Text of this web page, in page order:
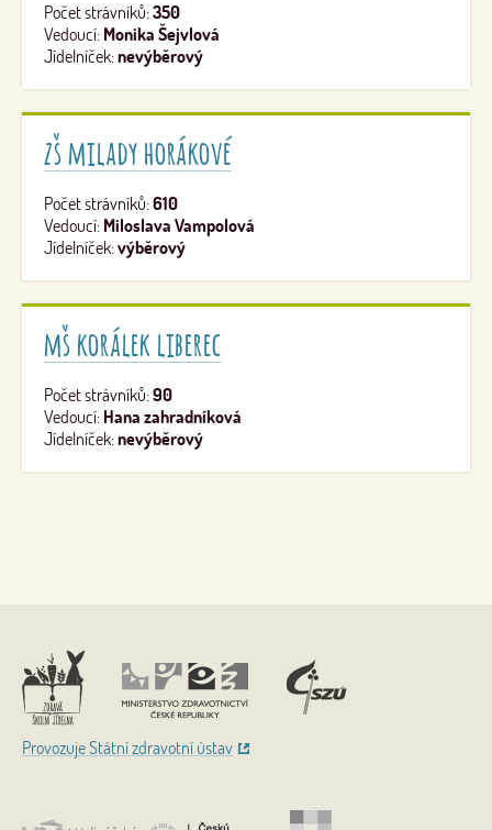
Počet strávníků:350
Vedoucí: Monika Šejvlová
Jídelníček:nevýběrový
zš milady horákové
Počet strávníků:610
Vedoucí: Miloslava Vampolová
Jídelníček:výběrový
mš korálek liberec
Počet strávníků:90
Vedoucí: Hana zahradníková
Jídelníček:nevýběrový
Provozuje Státní zdravotní ústav